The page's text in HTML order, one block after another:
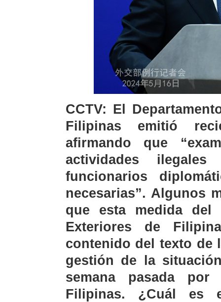
CCTV: El
Filipinas emitió
afirmando que
actividades
funcionarios
necesarias”. Algunos
que esta medida del
Exteriores de
contenido del texto de
gestión de la
semana pasada
Filipinas. ¿Cuál es